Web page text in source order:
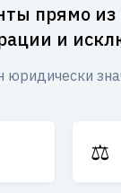
прямо
и
юридически
⚖️